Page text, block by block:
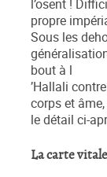
l’osent !
propre
Sous les
bout à l
’Hallali
corps et
le détail ci-
La carte